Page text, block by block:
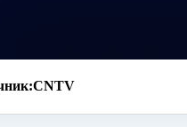
CNTV